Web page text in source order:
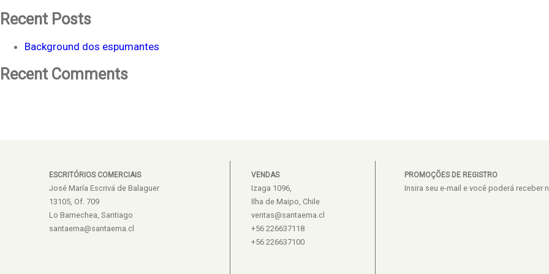
Recent Posts
Background dos espumantes
Recent Comments
ESCRITÓRIOS COMERCIAIS
José María Escrivá de Balaguer
13105, Of. 709
Lo Barnechea, Santiago
santaema@santaema.cl
VENDAS
Izaga 1096,
Ilha de Maipo, Chile
ventas@santaema.cl
+56 226637118
+56 226637100
PROMOÇÕES DE REGISTRO
Insira seu e-mail e você poderá receber